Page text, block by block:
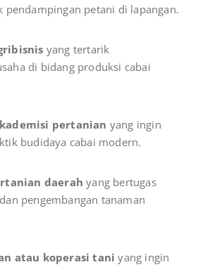
pendampingan petani di lapangan.
yang tertarik
di bidang produksi cabai
pertanian yang ingin
budidaya cabai modern.
daerah yang bertugas
pengembangan tanaman
atau koperasi tani yang ingin